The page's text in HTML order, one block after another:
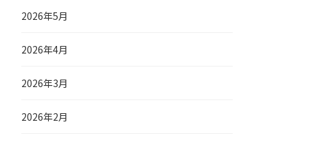
2026年5月
2026年4月
2026年3月
2026年2月